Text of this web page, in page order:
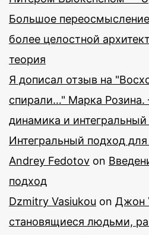
Большое
более целостной
теория
Я дописал отзыв на
спирали…" Марка
динамика и
Интегральный подход
Andrey Fedotov on
подход
Dzmitry Vasiukou on Джон
становящиеся людьми,